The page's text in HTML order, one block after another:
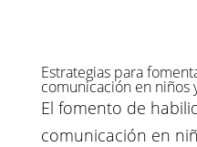
Estrategias para
comunicación en niños
El fomento de
comunicación en